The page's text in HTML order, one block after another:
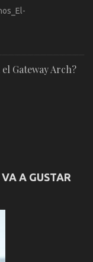
Gateway Arch?
A GUSTAR